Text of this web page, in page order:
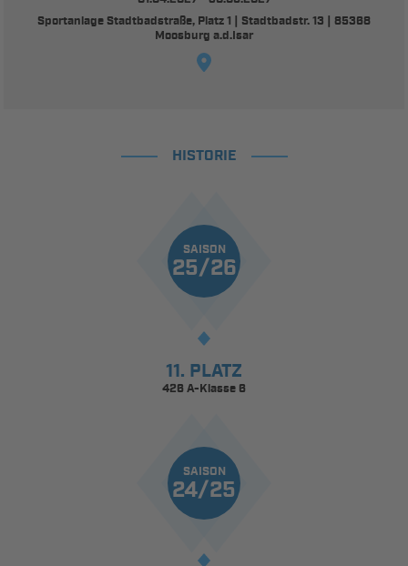
Sportanlage Stadtbadstraße, Platz 1 | Stadtbadstr. 13 | 85368
Moosburg a.d.Isar
HISTORIE
SAISON
25/26
11. PLATZ
426 A-Klasse 6
SAISON
24/25